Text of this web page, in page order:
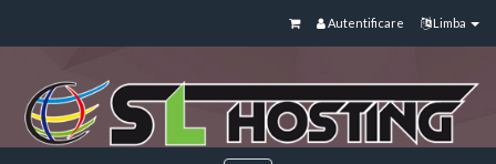
Limba
Autentificare